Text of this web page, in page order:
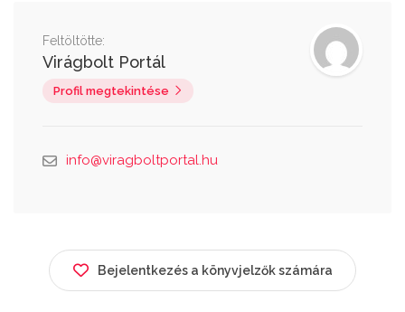
Feltöltötte:
Virágbolt Portál
Profil megtekintése
info@viragboltportal.hu
Bejelentkezés a könyvjelzők számára